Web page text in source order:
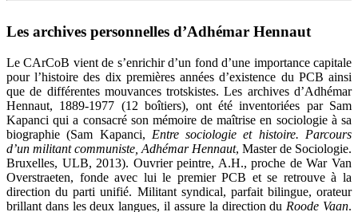
Les archives personnelles d’Adhémar Hennaut
Le CArCoB vient de s’enrichir d’un fond d’une importance capitale
pour l’histoire des dix premières années d’existence du PCB ainsi
que de différentes mouvances trotskistes. Les archives d’Adhémar
Hennaut, 1889-1977 (12 boîtiers), ont été inventoriées par Sam
Kapanci qui a consacré son mémoire de maîtrise en sociologie à sa
biographie (Sam Kapanci, Entre sociologie et histoire. Parcours
d’un militant communiste, Adhémar Hennaut, Master de Sociologie.
Bruxelles, ULB, 2013). Ouvrier peintre, A.H., proche de War Van
Overstraeten, fonde avec lui le premier PCB et se retrouve à la
direction du parti unifié. Militant syndical, parfait bilingue, orateur
brillant dans les deux langues, il assure la direction du Roode Vaan.